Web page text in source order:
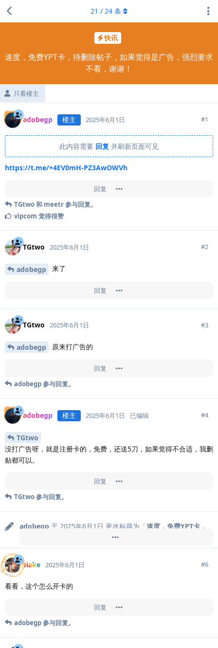
快讯
速度，免费YPT卡，待删除帖子，如果觉得是广告，强烈要求
不看，谢谢！
只看楼主
21 / 24 条
adobegp 楼主 2025年6月1日 #1
此内容需要 回复 并刷新页面可见
https://t.me/+4EV0mH-PZ3AwOWVh
回复
TGtwo和 meetr参与回复。
vipcom 觉得很赞
TGtwo 2025年6月1日 #2
adobegp 来了
回复
TGtwo 2025年6月1日 #3
adobegp 原来打广告的
回复
adobegp参与回复。
adobegp 楼主 2025年6月1日 已编辑 #4
TGtwo
没打广告呀，就是注册卡的，免费，还送5刀，如果觉得不合适，我删
贴都可以。
回复
TGtwo参与回复。
adobegp 于 2025年6月1日 更改标题为「速度，免费YPT卡，
待删除帖子，如果觉得是广告，强烈要求不看，谢谢！
slake 2025年6月1日 #6
看看，这个怎么开卡的
回复
adobegp参与回复。